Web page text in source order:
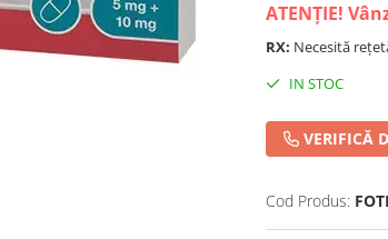
ATENȚIE!
RX: Necesită
IN STOC
VERIFICĂ
Cod Produs: